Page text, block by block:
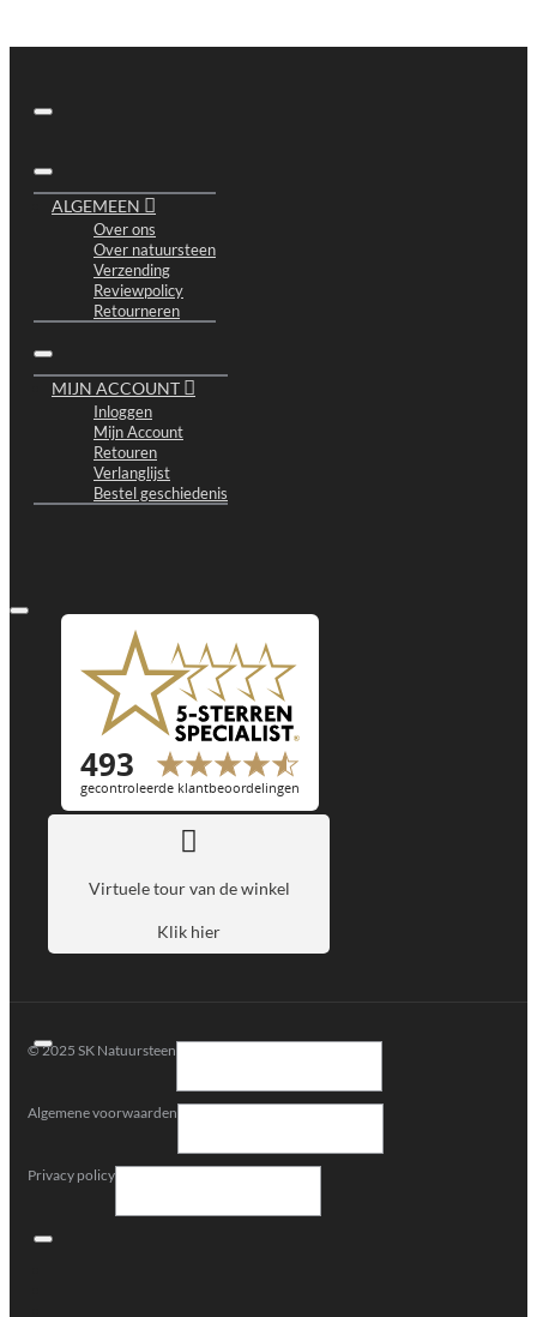
ALGEMEEN
Over ons
Over natuursteen
Verzending
Reviewpolicy
Retourneren
MIJN ACCOUNT
Inloggen
Mijn Account
Retouren
Verlanglijst
Bestel geschiedenis
Virtuele tour van de winkel
Klik hier
© 2025 SK Natuursteen
Algemene voorwaarden
Privacy policy